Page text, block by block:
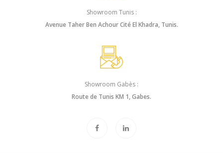
Showroom Tunis :
Avenue Taher Ben Achour Cité El Khadra, Tunis.
Showroom Gabès :
Route de Tunis KM 1, Gabes.